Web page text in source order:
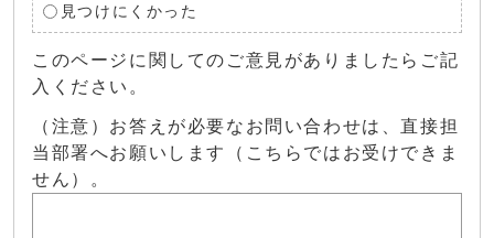
見つけにくかった
このページに関してのご意見がありましたらご記
入ください。
（注意）お答えが必要なお問い合わせは、直接担
当部署へお願いします（こちらではお受けできま
せん）。